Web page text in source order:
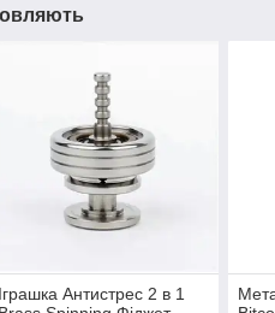
Іграшка Антистрес 2 в 1